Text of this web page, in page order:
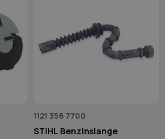
1121 358 7700
STIHL Benzinslange